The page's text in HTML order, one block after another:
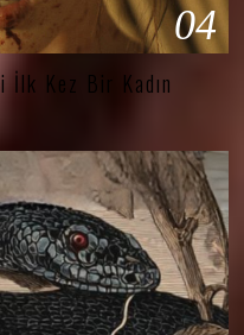
04
İlk Kez Bir Kadın